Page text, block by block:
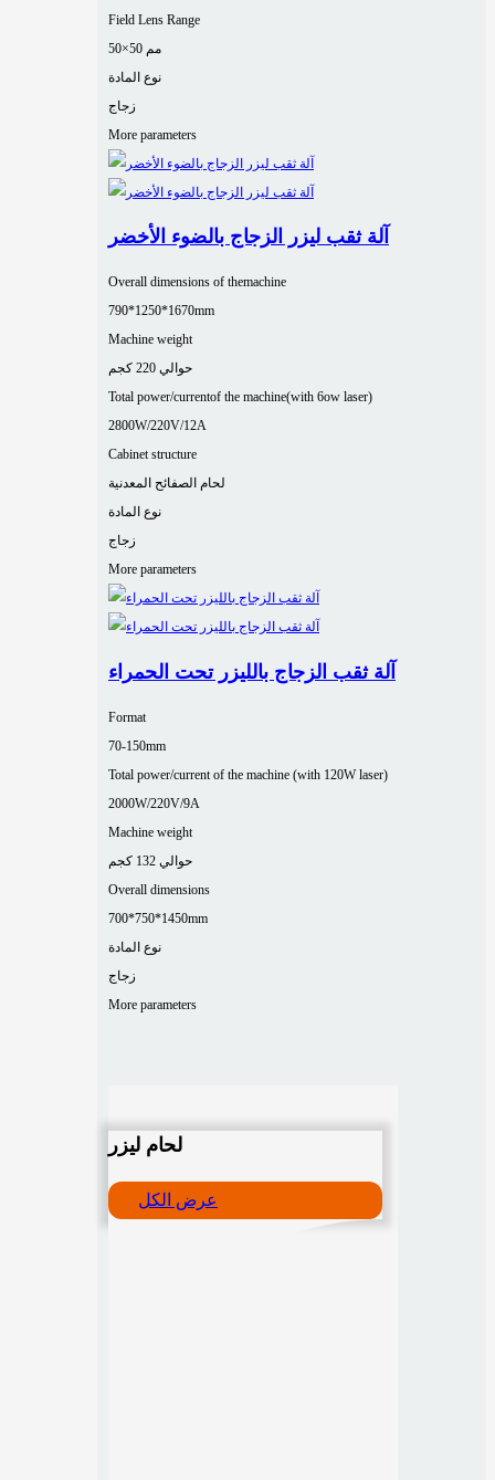
Field Lens Range
50×50 مم
نوع المادة
زجاج
More parameters
آلة ثقب ليزر الزجاج بالضوء الأخضر
Overall dimensions of themachine
790*1250*1670mm
Machine weight
حوالي 220 كجم
Total power/currentof the machine(with 6ow laser)
2800W/220V/12A
Cabinet structure
لحام الصفائح المعدنية
نوع المادة
زجاج
More parameters
آلة ثقب الزجاج بالليزر تحت الحمراء
Format
70-150mm
Total power/current of the machine (with 120W laser)
2000W/220V/9A
Machine weight
حوالي 132 كجم
Overall dimensions
700*750*1450mm
نوع المادة
زجاج
More parameters
لحام ليزر
عرض الكل